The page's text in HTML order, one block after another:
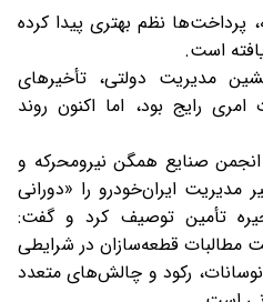
پرداخت‌ها نظم بهتری پیدا کرده
است.
مدیریت دولتی، تأخیرهای
رایج بود، اما اکنون روند
صنایع همگن نیرومحرکه و
مدیریت ایران‌خودرو را «دورانی
تأمین توصیف کرد و گفت:
مطالبات قطعه‌سازان در شرایطی
رکود و چالش‌های متعدد